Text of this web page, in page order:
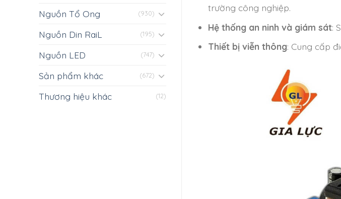
Nguồn Tổ Ong (930)
Nguồn Din RaiL (195)
Nguồn LED (747)
Sản phẩm khác (672)
Thương hiệu khác (12)
trường công nghiệp.
Hệ thống an ninh và giám sát:
Thiết bị viễn thông: Cung cấp